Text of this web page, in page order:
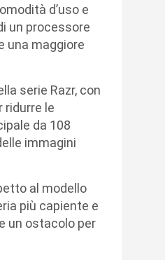
d’uso e
un processore
una maggiore
serie Razr, con
ridurre le
da 108
immagini
al modello
più capiente e
un ostacolo per